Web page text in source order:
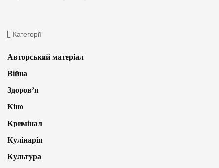
Категорії
Авторський матеріал
Війна
Здоров’я
Кіно
Кримінал
Кулінарія
Культура